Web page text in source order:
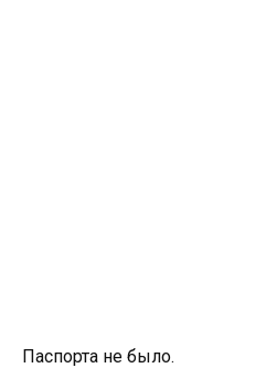
Паспорта не было.